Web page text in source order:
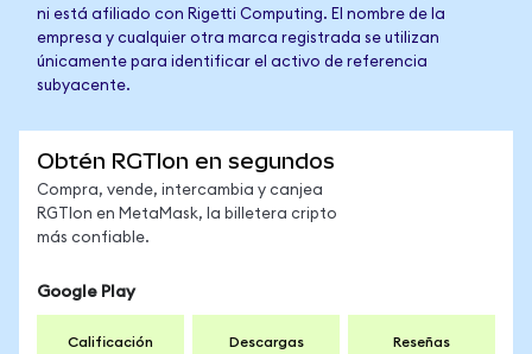
ni está afiliado con Rigetti Computing. El nombre de la
empresa y cualquier otra marca registrada se utilizan
únicamente para identificar el activo de referencia
subyacente.
Obtén RGTIon en segundos
Compra, vende, intercambia y canjea
RGTIon en MetaMask, la billetera cripto
más confiable.
Google Play
Calificación Descargas Reseñas